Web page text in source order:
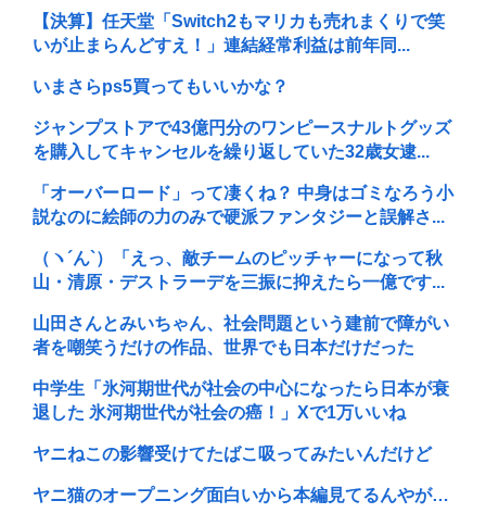
【決算】任天堂「Switch2もマリカも売れまくりで笑
いが止まらんどすえ！」連結経常利益は前年同...
いまさらps5買ってもいいかな？
ジャンプストアで43億円分のワンピースナルトグッズ
を購入してキャンセルを繰り返していた32歳女逮...
「オーバーロード」って凄くね？ 中身はゴミなろう小
説なのに絵師の力のみで硬派ファンタジーと誤解さ...
（ヽ´ん`）「えっ、敵チームのピッチャーになって秋
山・清原・デストラーデを三振に抑えたら一億です...
山田さんとみいちゃん、社会問題という建前で障がい
者を嘲笑うだけの作品、世界でも日本だけだった
中学生「氷河期世代が社会の中心になったら日本が衰
退した 氷河期世代が社会の癌！」Xで1万いいね
ヤニねこの影響受けてたばこ吸ってみたいんだけど
ヤニ猫のオープニング面白いから本編見てるんやが…